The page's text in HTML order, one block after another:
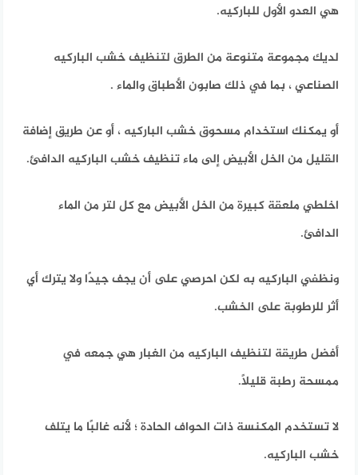
هي العدو الأول للباركيه.
لديك مجموعة متنوعة من الطرق لتنظيف خشب الباركيه
الصناعي ، بما في ذلك صابون الأطباق والماء .
أو يمكنك استخدام مسحوق خشب الباركيه ، أو عن طريق إضافة
القليل من الخل الأبيض إلى ماء تنظيف خشب الباركيه الدافئ.
اخلطي ملعقة كبيرة من الخل الأبيض مع كل لتر من الماء
الدافئ.
ونظفي الباركيه به لكن احرصي على أن يجف جيدًا ولا يترك أي
أثر للرطوبة على الخشب.
أفضل طريقة لتنظيف الباركيه من الغبار هي جمعه في
ممسحة رطبة قليلاً.
لا تستخدم المكنسة ذات الحواف الحادة ؛ لأنه غالبًا ما يتلف
خشب الباركيه.